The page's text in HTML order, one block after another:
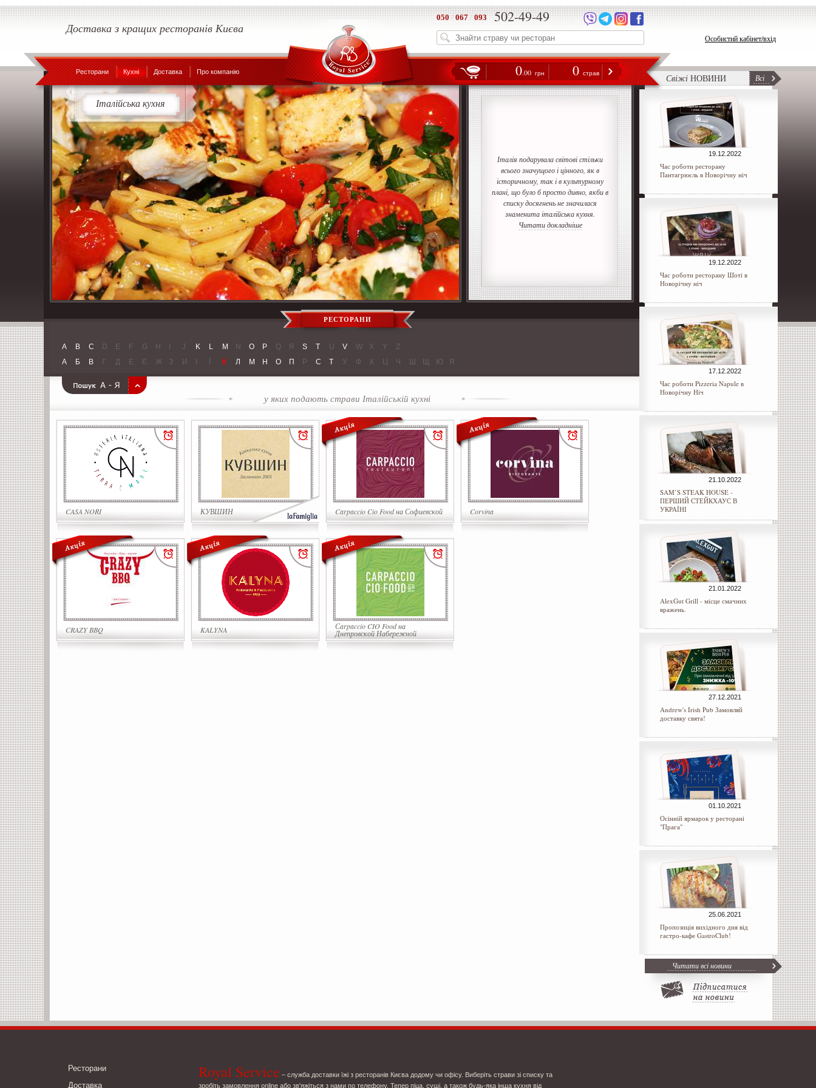
Особистий кабінет/вхід
Доставка з кращих ресторанів Києва
050/ 067 /093 502-49-49
Ресторани Кухні Доставка Про компанію 0.00 грн 0 страв
Італійська кухня
Італія подарувала світові стільки
всього значущого і цінного, як в
історичному, так і в культурному
плані, що було б просто дивно, якби в
списку досягнень не значилася
знаменита італійська кухня.
Читати докладніше
РЕСТОРАНИ
A B C D E F G H J K L M N O P Q R S T U V W X Y
Z
А
Б В Г Д Е Є Ж З И К Л М Н О П Р С Т У Ф Х Ц Ч Ш Щ Ю Я
у яких подають страви Італійській кухні
CASA NORI КУВШИН Carpaccio Cio Food на Софиевской Corvina
CRAZY BBQ KALYNA Сarpaccio CIO Food на
Днепровской Набережной
Свіжі НОВИНИ Всі
19.12.2022
Час роботи ресторану
Пантагрюєль в Новорічну ніч
19.12.2022
Час роботи ресторану Шоті в
Новорічну ніч
17.12.2022
Час роботи Pizzeria Napule в
Новорічну Ніч
21.10.2022
SAM’S STEAK HOUSE -
ПЕРШИЙ СТЕЙКХАУС В
УКРАЇНІ
21.01.2022
AlexGut Grill - місце смачних
вражень.
27.12.2021
Andrew's Irish Pub Замовляй
доставку свята!
01.10.2021
Осінній ярмарок у ресторані
"Прага"
25.06.2021
Пропозиція вихідного дня від
гастро-кафе GastroClub!
Читати всі новини
Ресторани
Доставка
Royal Service – служба доставки їжі з ресторанів Києва додому чи офісу. Виберіть страви зі списку та
зробіть замовлення online або зв'яжіться з нами по телефону. Тепер піца, суші, а також будь-яка інша кухня від